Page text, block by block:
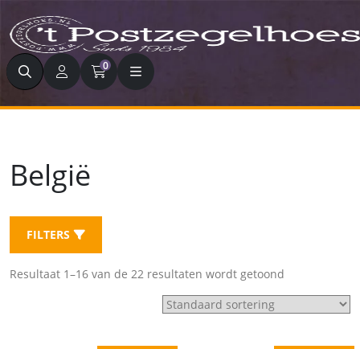
Zoeken 0
België
FILTERS
Resultaat 1–16 van de 22 resultaten wordt getoond